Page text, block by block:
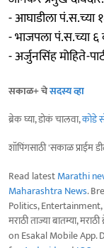
- आघाडीला पं.स.च्या
- भाजपला पं.स.च्या ६
- अर्जुनसिंह मोहिते-
सकाळ+ चेसदस्य व्हा
ब्रेक घ्या, डोकं चालवा,कोडे
शॉपिंगसाठी 'सकाळ प्राईम
Read latestMarathi
Maharashtra News.
Politics,
मराठी ताज्या बातम्या,
on Esakal Mobile App.